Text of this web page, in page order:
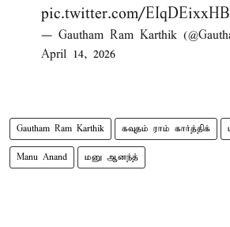
pic.twitter.com/EIqDEixxHB
— Gautham Ram Karthik
April 14, 2026
Gautham Ram Karthik கவுதம் ராம் கார்த்திக்
Manu Anand மனு ஆனந்த்